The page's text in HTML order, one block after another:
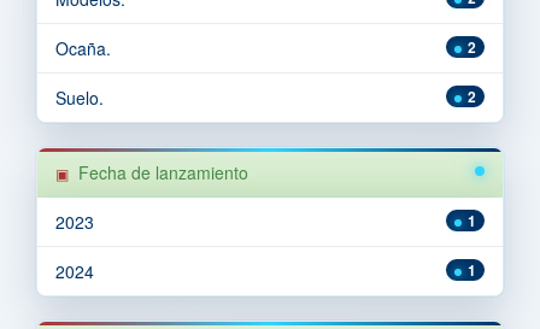
2
Ocaña.
2
Suelo.
Fecha de lanzamiento
1
2023
1
2024